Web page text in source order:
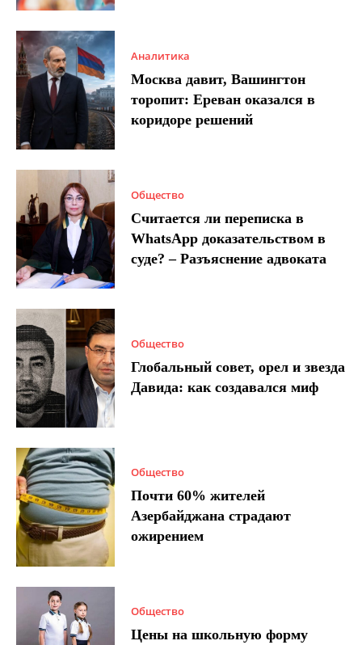
Аналитика
Москва давит, Вашингтон
торопит: Ереван оказался в
коридоре решений
Общество
Считается ли переписка в
WhatsApp доказательством в
суде? – Разъяснение адвоката
Общество
Глобальный совет, орел и звезда
Давида: как создавался миф
Общество
Почти 60% жителей
Азербайджана страдают
ожирением
Общество
Цены на школьную форму